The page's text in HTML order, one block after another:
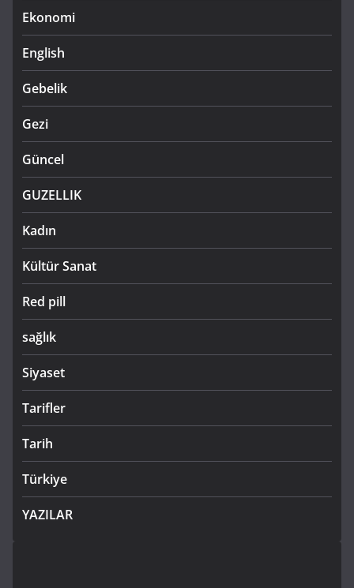
Ekonomi
English
Gebelik
Gezi
Güncel
GUZELLIK
Kadın
Kültür Sanat
Red pill
sağlık
Siyaset
Tarifler
Tarih
Türkiye
YAZILAR